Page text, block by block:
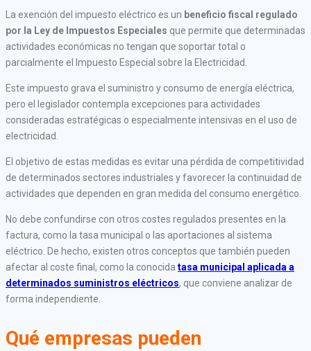
La exención del impuesto eléctrico es un beneficio fiscal regulado
por la Ley de Impuestos Especiales que permite que determinadas
actividades económicas no tengan que soportar total o
parcialmente el Impuesto Especial sobre la Electricidad.
Este impuesto grava el suministro y consumo de energía eléctrica,
pero el legislador contempla excepciones para actividades
consideradas estratégicas o especialmente intensivas en el uso de
electricidad.
El objetivo de estas medidas es evitar una pérdida de competitividad
de determinados sectores industriales y favorecer la continuidad de
actividades que dependen en gran medida del consumo energético.
No debe confundirse con otros costes regulados presentes en la
factura, como la tasa municipal o las aportaciones al sistema
eléctrico. De hecho, existen otros conceptos que también pueden
afectar al coste final, como la conocida tasa municipal aplicada a
determinados suministros eléctricos, que conviene analizar de
forma independiente.
Qué empresas pueden